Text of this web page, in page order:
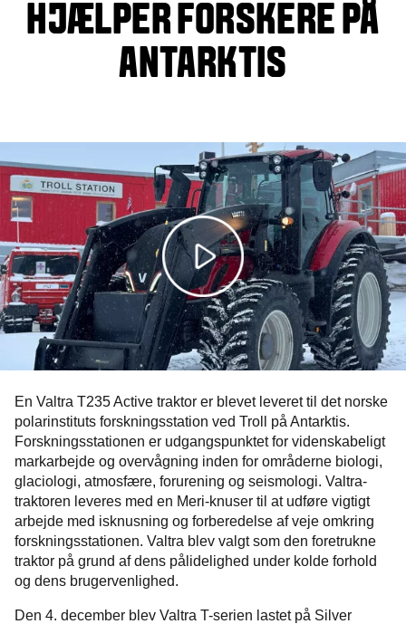
HJÆLPER FORSKERE PÅ
ANTARKTIS
En Valtra T235 Active traktor er blevet leveret til det norske
polarinstituts forskningsstation ved Troll på Antarktis.
Forskningsstationen er udgangspunktet for videnskabeligt
markarbejde og overvågning inden for områderne biologi,
glaciologi, atmosfære, forurening og seismologi. Valtra-
traktoren leveres med en Meri-knuser til at udføre vigtigt
arbejde med isknusning og forberedelse af veje omkring
forskningsstationen. Valtra blev valgt som den foretrukne
traktor på grund af dens pålidelighed under kolde forhold
og dens brugervenlighed.
Den 4. december blev Valtra T-serien lastet på Silver